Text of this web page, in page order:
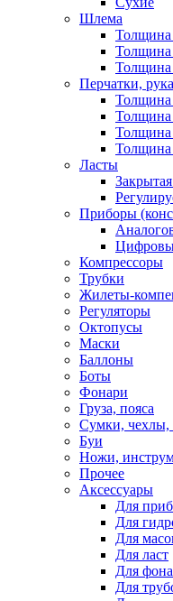
Шлема
Перчатки,
Ласты
Приборы
Компрессоры
Трубки
Жилеты-
Регуляторы
Октопусы
Маски
Баллоны
Боты
Фонари
Груза, пояса
Сумки, чехлы,
Буи
Ножи,
Прочее
Аксессуары
Для
Для
Для
Для ласт
Для
Для